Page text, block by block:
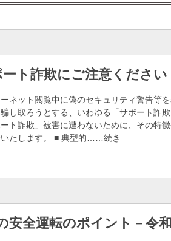
ト詐欺にご注意ください
ネット閲覧中に偽のセキュリティ警告等を
し取ろうとする、いわゆる「サポート詐欺
ート詐欺」被害に遭わないために、その特
いたします。 ■ 典型的……続き
安全運転のポイント－令